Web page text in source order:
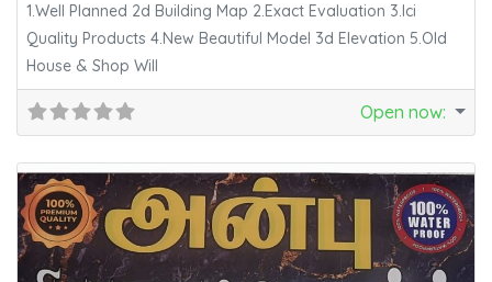
1.Well Planned 2d Building Map 2.Exact Evaluation 3.Ici
Quality Products 4.New Beautiful Model 3d Elevation 5.Old
House & Shop Will
Open now: